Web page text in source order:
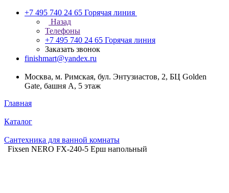
+7 495 740 24 65 Горячая линия
Назад
Телефоны
+7 495 740 24 65 Горячая линия
Заказать звонок
finishmart@yandex.ru
Москва, м. Римская, бул. Энтузиастов, 2, БЦ Golden
Gate, башня А, 5 этаж
Главная
Каталог
Сантехника для ванной комнаты
Fixsen NERO FX-240-5 Ерш напольный